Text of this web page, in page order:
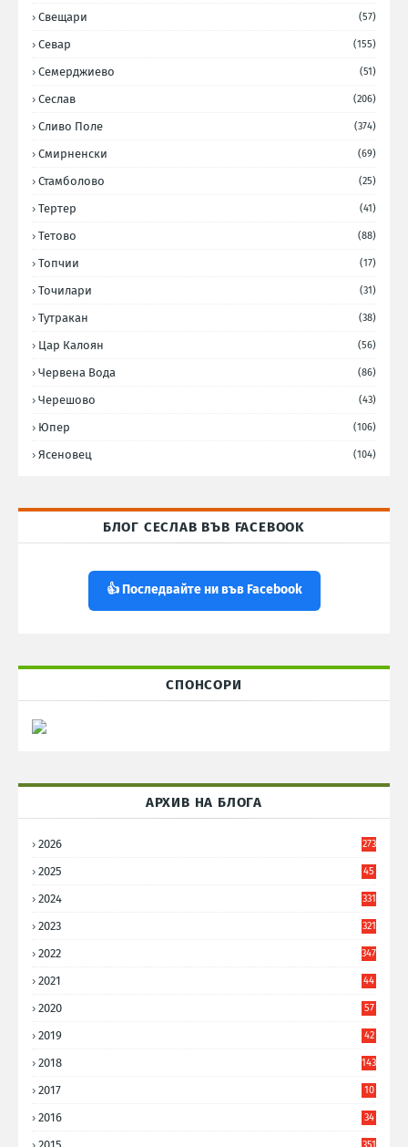
Свещари (57)
Севар (155)
Семерджиево (51)
Сеслав (206)
Сливо Поле (374)
Смирненски (69)
Стамболово (25)
Тертер (41)
Тетово (88)
Топчии (17)
Точилари (31)
Тутракан (38)
Цар Калоян (56)
Червена Вода (86)
Черешово (43)
Юпер (106)
Ясеновец (104)
БЛОГ СЕСЛАВ ВЪВ FACEBOOK
👍 Последвайте ни във Facebook
СПОНСОРИ
АРХИВ НА БЛОГА
2026 273
2025
45
2024 331
2023 321
2022 347
2021
44
2020
57
2019
42
2018 143
2017
10
2016
34
351